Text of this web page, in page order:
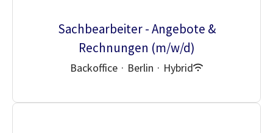
Sachbearbeiter - Angebote &
Rechnungen (m/w/d)
Backoffice · Berlin · Hybrid